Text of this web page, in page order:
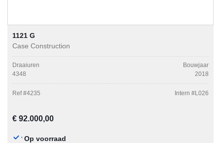
1121 G
Case Construction
Draaiuren
4348
Bouwjaar
2018
Ref #4235 Intern #L026
Normale prijs:
€ 92.000,00
Op voorraad